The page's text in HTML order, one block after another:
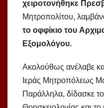
χειροτονήθηκε
Μητροπολίτου,
το οφφίκιο του
Εξομολόγου.
Ακολούθως ανέλαβε
Ιεράς Μητροπόλεως
Παράλληλα, δίδασκε